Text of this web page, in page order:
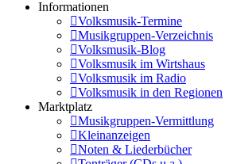
Informationen
Volksmusik-Termine
Musikgruppen-Verzeichnis
Volksmusik-Blog
Volksmusik im Wirtshaus
Volksmusik im Radio
Volksmusik in den Regionen
Marktplatz
Musikgruppen-Vermittlung
Kleinanzeigen
Noten & Liederbücher